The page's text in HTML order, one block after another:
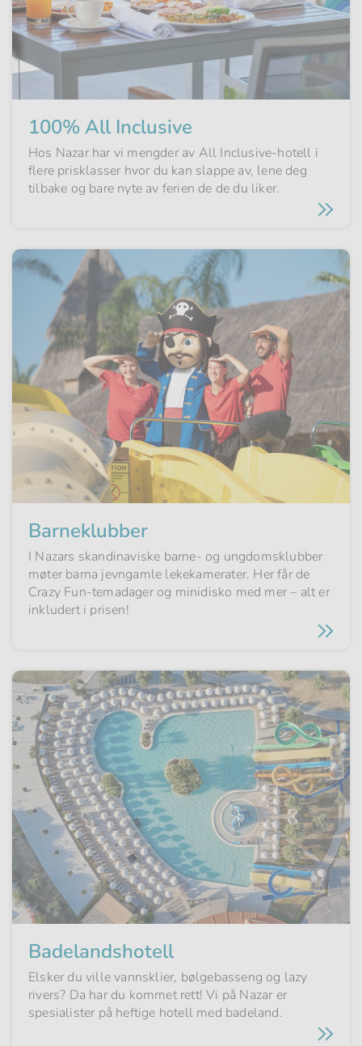
100% All Inclusive
Hos Nazar har vi mengder av All Inclusive-hotell i
flere prisklasser hvor du kan slappe av, lene deg
tilbake og bare nyte av ferien de de du liker.
Barneklubber
I Nazars skandinaviske barne- og ungdomsklubber
møter barna jevngamle lekekamerater. Her får de
Crazy Fun-temadager og minidisko med mer – alt er
inkludert i prisen!
Badelandshotell
Elsker du ville vannsklier, bølgebasseng og lazy
rivers? Da har du kommet rett! Vi på Nazar er
spesialister på heftige hotell med badeland.